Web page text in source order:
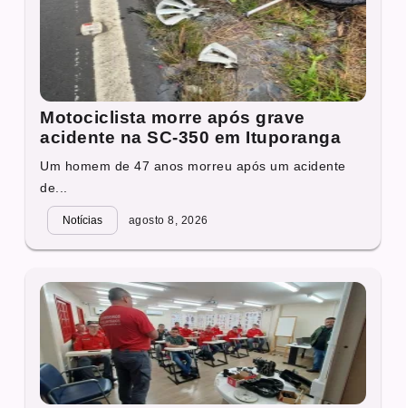
Motociclista morre após grave
acidente na SC-350 em Ituporanga
Um homem de 47 anos morreu após um acidente
de...
Notícias agosto 8, 2026